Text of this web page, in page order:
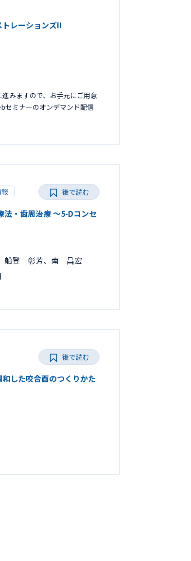
レーションズII
みますので、お手元にご用意
セミナーのオンデマンド配信
法・歯周治療 ～5-Dコンセ
船登 彰芳、南 昌宏
後で読む
した咬合面のつくりかた
後で読む